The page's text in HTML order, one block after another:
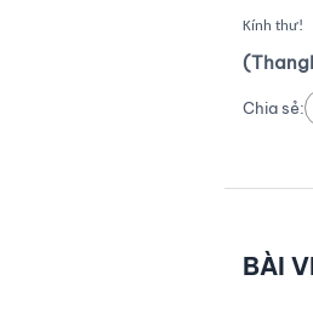
Kính thư!
Chia sẻ:
BÀI